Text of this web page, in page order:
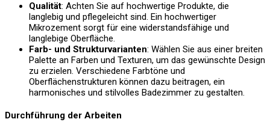
Qualität: Achten Sie auf hochwertige Produkte, die
langlebig und pflegeleicht sind. Ein hochwertiger
Mikrozement sorgt für eine widerstandsfähige und
langlebige Oberfläche.
Farb- und Strukturvarianten: Wählen Sie aus einer breiten
Palette an Farben und Texturen, um das gewünschte Design
zu erzielen. Verschiedene Farbtöne und
Oberflächenstrukturen können dazu beitragen, ein
harmonisches und stilvolles Badezimmer zu gestalten.
Durchführung der Arbeiten